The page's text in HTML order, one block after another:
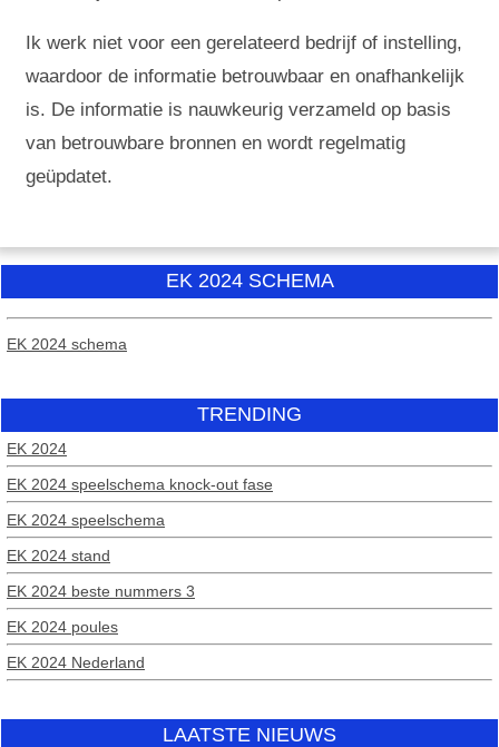
Ik werk niet voor een gerelateerd bedrijf of instelling,
waardoor de informatie betrouwbaar en onafhankelijk
is. De informatie is nauwkeurig verzameld op basis
van betrouwbare bronnen en wordt regelmatig
geüpdatet.
EK 2024 SCHEMA
EK 2024 schema
TRENDING
EK 2024
EK 2024 speelschema knock-out fase
EK 2024 speelschema
EK 2024 stand
EK 2024 beste nummers 3
EK 2024 poules
EK 2024 Nederland
LAATSTE NIEUWS